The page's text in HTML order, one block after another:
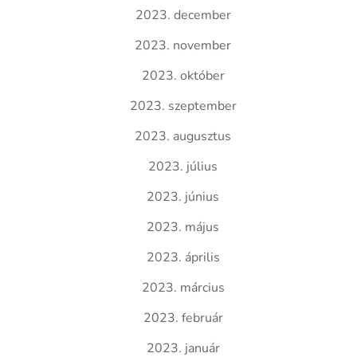
2023. december
2023. november
2023. október
2023. szeptember
2023. augusztus
2023. július
2023. június
2023. május
2023. április
2023. március
2023. február
2023. január